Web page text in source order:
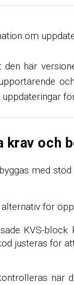
om
den här
krav och
med
för
KVS-
justeras för
när